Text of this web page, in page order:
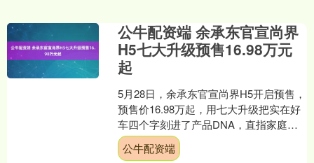
公牛配资端 余承东官宣尚界
H5七大升级预售16.98万元
起
5月28日，余承东官宣尚界H5开启预售，
预售价16.98万起，用七大升级把实在好
车四个字刻进了产品DNA，直指家庭用
户核心诉求。一句话总结：15万级家用
SUV，....
公牛配资端